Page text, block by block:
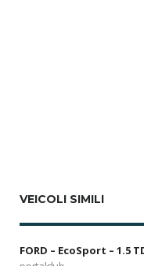
VEICOLI SIMILI
FORD – EcoSport – 1.5